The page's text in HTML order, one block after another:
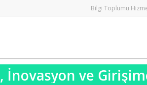
Bilgi Toplumu
İnovasyon ve